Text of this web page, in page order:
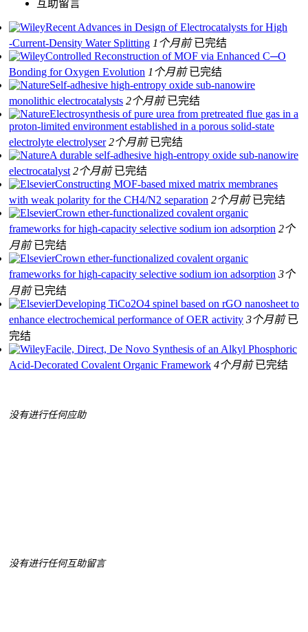
互助留言
Recent Advances in Design of Electrocatalysts for High
‐Current‐Density Water Splitting 1个月前 已完结
Controlled Reconstruction of MOF via Enhanced C─O
Bonding for Oxygen Evolution 1个月前 已完结
Self-adhesive high-entropy oxide sub-nanowire
monolithic electrocatalysts 2个月前 已完结
Electrosynthesis of pure urea from pretreated flue gas in a
proton-limited environment established in a porous solid-state
electrolyte electrolyser 2个月前 已完结
A durable self-adhesive high-entropy oxide sub-nanowire
electrocatalyst 2个月前 已完结
Constructing MOF-based mixed matrix membranes
with weak polarity for the CH4/N2 separation 2个月前 已完结
Crown ether-functionalized covalent organic
frameworks for high-capacity selective sodium ion adsorption 2个
月前 已完结
Crown ether-functionalized covalent organic
frameworks for high-capacity selective sodium ion adsorption 3个
月前 已完结
Developing TiCo2O4 spinel based on rGO nanosheet to
enhance electrochemical performance of OER activity 3个月前 已
完结
Facile, Direct, De Novo Synthesis of an Alkyl Phosphoric
Acid‐Decorated Covalent Organic Framework 4个月前 已完结
没有进行任何应助
没有进行任何互助留言